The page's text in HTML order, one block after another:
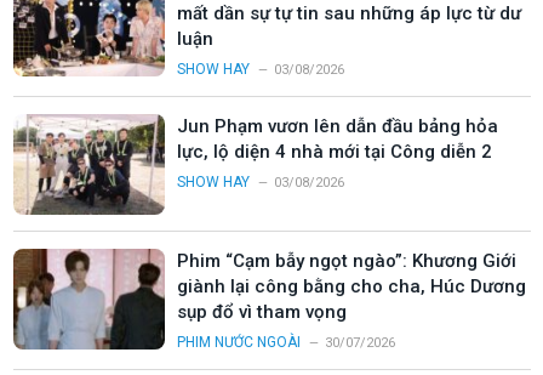
mất dần sự tự tin sau những áp lực từ dư
luận
SHOW HAY 03/08/2026
Jun Phạm vươn lên dẫn đầu bảng hỏa
lực, lộ diện 4 nhà mới tại Công diễn 2
SHOW HAY 03/08/2026
Phim “Cạm bẫy ngọt ngào”: Khương Giới
giành lại công bằng cho cha, Húc Dương
sụp đổ vì tham vọng
PHIM NƯỚC NGOÀI 30/07/2026